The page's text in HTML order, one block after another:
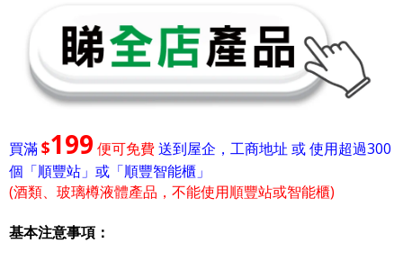
買滿$199 便可免費送到屋企，工商地址 或 使用超過300
個「順豐站」或「順豐智能櫃」
(酒類、玻璃樽液體產品，不能使用順豐站或智能櫃)
基本注意事項：